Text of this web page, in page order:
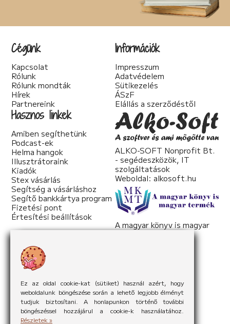
Ez az oldal cookie-kat (sütiket) használ azért, hogy
weboldalunk böngészése során a lehető legjobb élményt
tudjuk biztosítani. A honlapunkon történő további
böngészéssel hozzájárul a cookie-k használatához.
Részletek »
Cégünk
Kapcsolat
Rólunk
Rólunk mondták
Hírek
Partnereink
Információk
Impresszum
Adatvédelem
Sütikezelés
ÁSzF
Elállás a szerződéstől
Hasznos linkek
Amiben segíthetünk
Podcast-ek
Helma hangok
Illusztrátoraink
Kiadók
Stex vásárlás
Segítség a vásárláshoz
Segítő bankkártya program
Fizetési pont
Értesítési beállítások
ALKO-SOFT Nonprofit Bt.
- segédeszközök, IT
szolgáltatások
Weboldal: alkosoft.hu
A magyar könyv is magyar
termék